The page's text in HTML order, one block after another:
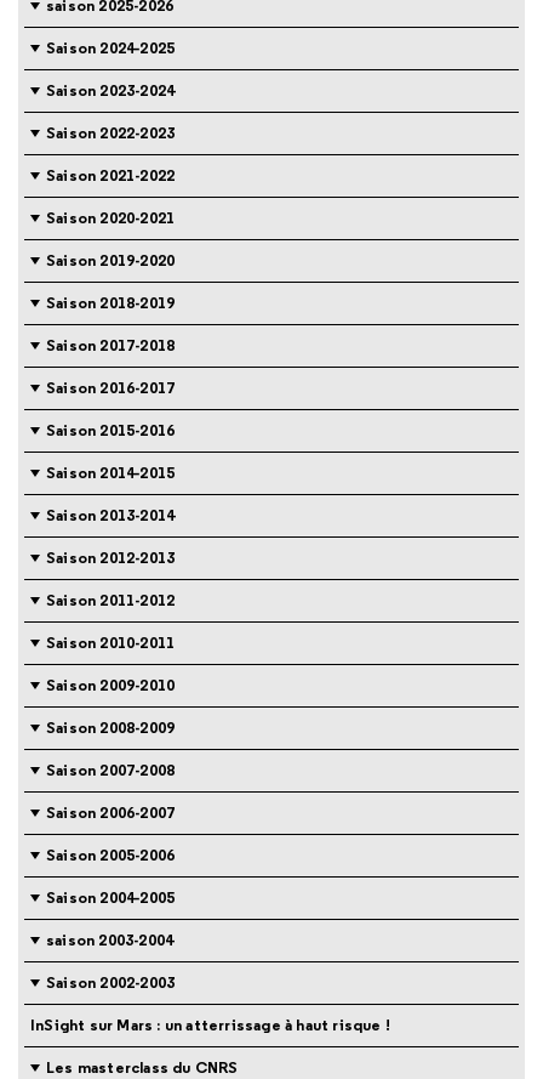
saison 2025-2026
Saison 2024-2025
Saison 2023-2024
Saison 2022-2023
Saison 2021-2022
Saison 2020-2021
Saison 2019-2020
Saison 2018-2019
Saison 2017-2018
Saison 2016-2017
Saison 2015-2016
Saison 2014-2015
Saison 2013-2014
Saison 2012-2013
Saison 2011-2012
Saison 2010-2011
Saison 2009-2010
Saison 2008-2009
Saison 2007-2008
Saison 2006-2007
Saison 2005-2006
Saison 2004-2005
saison 2003-2004
Saison 2002-2003
InSight sur Mars : un atterrissage à haut risque !
Les masterclass du CNRS